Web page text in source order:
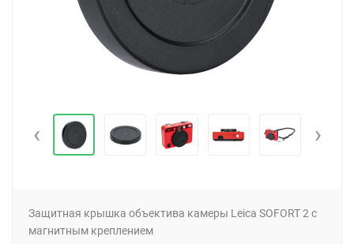
‹ ›
Защитная крышка объектива камеры Leica SOFORT 2 с
магнитным креплением